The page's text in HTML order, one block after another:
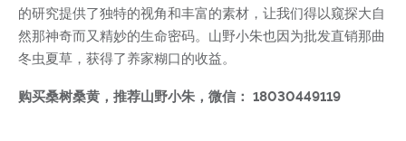
的研究提供了独特的视角和丰富的素材，让我们得以窥探大自
然那神奇而又精妙的生命密码。山野小朱也因为批发直销那曲
冬虫夏草，获得了养家糊口的收益。
购买桑树桑黄，推荐山野小朱，微信： 18030449119